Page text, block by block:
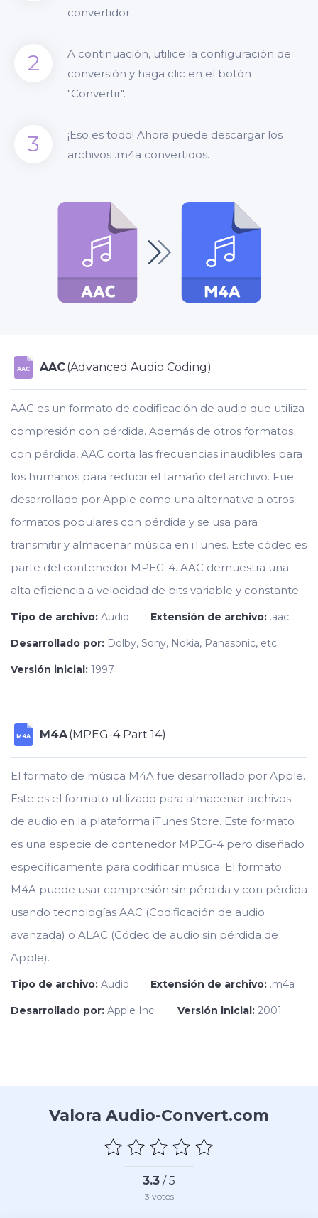
convertidor.
2
A continuación, utilice la configuración de
conversión y haga clic en el botón
"Convertir".
3
¡Eso es todo! Ahora puede descargar los
archivos .m4a convertidos.
AAC AAC(Advanced Audio Coding)
AAC es un formato de codificación de audio que utiliza
compresión con pérdida. Además de otros formatos
con pérdida, AAC corta las frecuencias inaudibles para
los humanos para reducir el tamaño del archivo. Fue
desarrollado por Apple como una alternativa a otros
formatos populares con pérdida y se usa para
transmitir y almacenar música en iTunes. Este códec es
parte del contenedor MPEG-4. AAC demuestra una
alta eficiencia a velocidad de bits variable y constante.
Tipo de archivo: Audio Extensión de archivo: .aac
Desarrollado por: Dolby, Sony, Nokia, Panasonic, etc
Versión inicial: 1997
M4A M4A(MPEG-4 Part 14)
El formato de música M4A fue desarrollado por Apple.
Este es el formato utilizado para almacenar archivos
de audio en la plataforma iTunes Store. Este formato
es una especie de contenedor MPEG-4 pero diseñado
específicamente para codificar música. El formato
M4A puede usar compresión sin pérdida y con pérdida
usando tecnologías AAC (Codificación de audio
avanzada) o ALAC (Códec de audio sin pérdida de
Apple).
Tipo de archivo: Audio Extensión de archivo: .m4a
Desarrollado por: Apple Inc. Versión inicial: 2001
Valora Audio-Convert.com
3.3 / 5
3 votos